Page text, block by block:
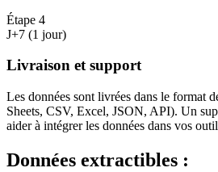
Étape 4
J+7 (1 jour)
Livraison et support
Les données sont livrées dans le format
Sheets, CSV, Excel, JSON, API). Un
aider à intégrer les données dans vos
Données extractibles :